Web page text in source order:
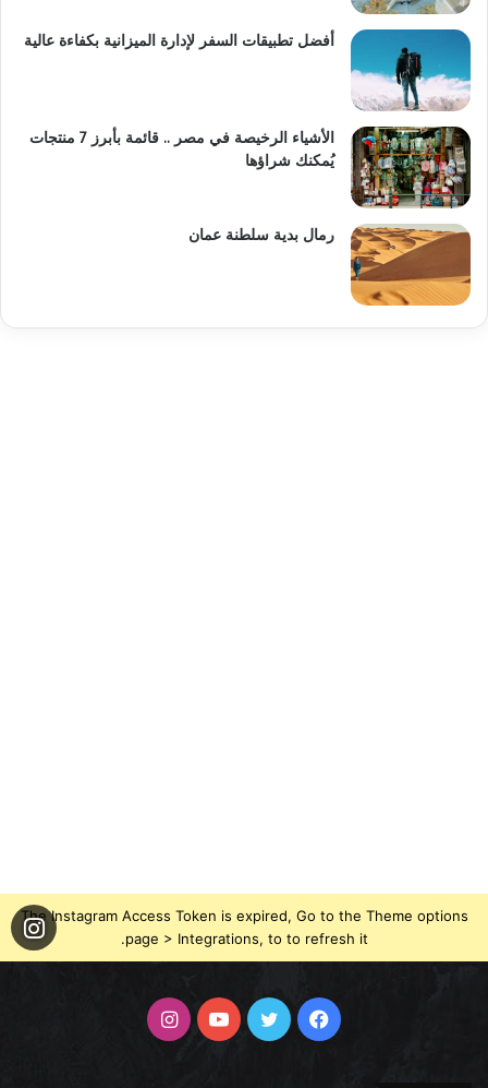
أفضل تطبيقات السفر لإدارة الميزانية بكفاءة عالية
الأشياء الرخيصة في مصر .. قائمة بأبرز 7 منتجات
يُمكنك شراؤها
رمال بدية سلطنة عمان
The Instagram Access Token is expired, Go to the Theme options
page > Integrations, to to refresh it.
فيسبوكتويتر يوتيوب انستقرام